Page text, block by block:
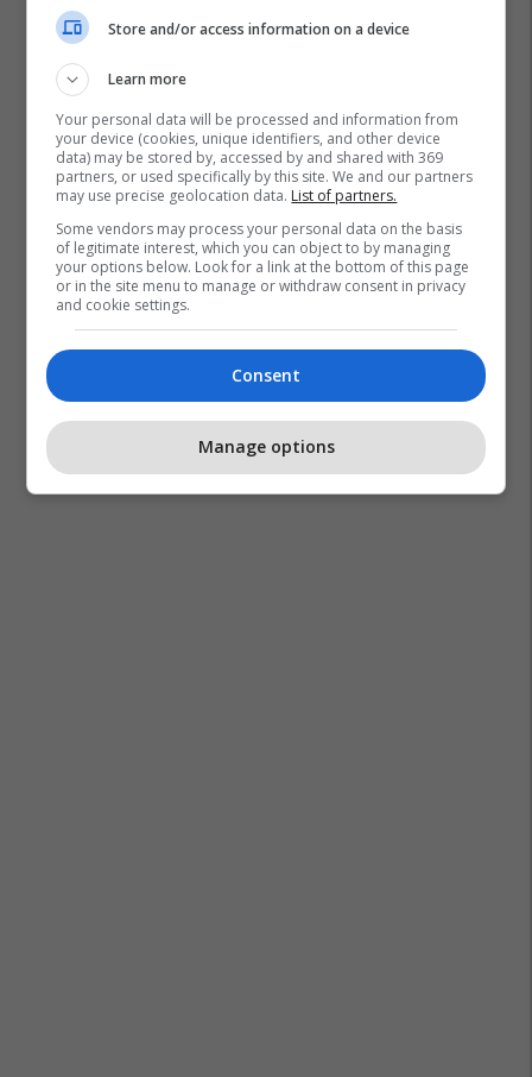
Store and/or access information on a device
Learn more
Your personal data will be processed and information from
your device (cookies, unique identifiers, and other device
data) may be stored by, accessed by and shared with 369
partners, or used specifically by this site. We and our partners
may use precise geolocation data. List of partners.
Some vendors may process your personal data on the basis
of legitimate interest, which you can object to by managing
your options below. Look for a link at the bottom of this page
or in the site menu to manage or withdraw consent in privacy
and cookie settings.
Consent
Manage options